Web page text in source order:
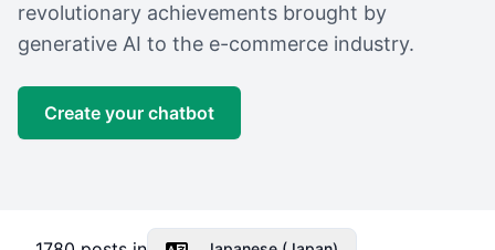
revolutionary achievements brought by
generative AI to the e-commerce industry.
Create your chatbot